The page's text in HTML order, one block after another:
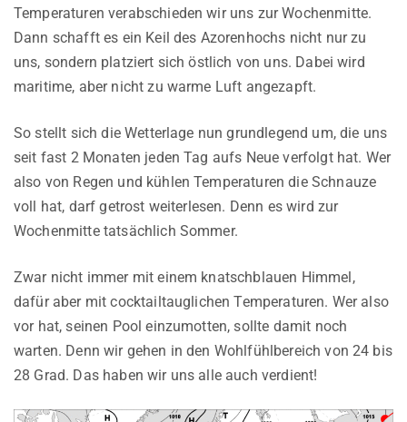
Temperaturen verabschieden wir uns zur Wochenmitte.
Dann schafft es ein Keil des Azorenhochs nicht nur zu
uns, sondern platziert sich östlich von uns. Dabei wird
maritime, aber nicht zu warme Luft angezapft.
So stellt sich die Wetterlage nun grundlegend um, die uns
seit fast 2 Monaten jeden Tag aufs Neue verfolgt hat. Wer
also von Regen und kühlen Temperaturen die Schnauze
voll hat, darf getrost weiterlesen. Denn es wird zur
Wochenmitte tatsächlich Sommer.
Zwar nicht immer mit einem knatschblauen Himmel,
dafür aber mit cocktailtauglichen Temperaturen. Wer also
vor hat, seinen Pool einzumotten, sollte damit noch
warten. Denn wir gehen in den Wohlfühlbereich von 24 bis
28 Grad. Das haben wir uns alle auch verdient!